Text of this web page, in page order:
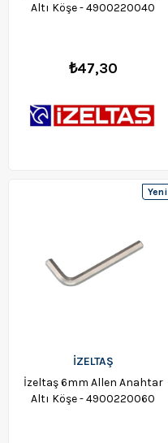
Altı Köşe - 4900220040
₺47,30
İZELTAŞ
İzeltaş 6mm Allen Anahtar
Altı Köşe - 4900220060
Yeni